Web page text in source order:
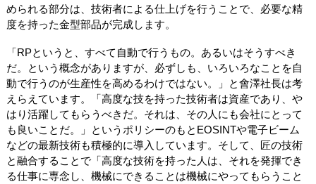
められる部分は、技術者による仕上げを行うことで、必要な精
度を持った金型部品が完成します。
「RPというと、すべて自動で行うもの。あるいはそうすべき
だ。という概念がありますが、必ずしも、いろいろなことを自
動で行うのが生産性を高めるわけではない。」と會澤社長は考
えらえています。「高度な技を持った技術者は資産であり、や
はり活躍してもらうべきだ。それは、その人にも会社にとって
も良いことだ。」というポリシーのもとEOSINTや電子ビーム
などの最新技術も積極的に導入しています。そして、匠の技術
と融合することで「高度な技術を持った人は、それを発揮でき
る仕事に専念し、機械にできることは機械にやってもらうこと